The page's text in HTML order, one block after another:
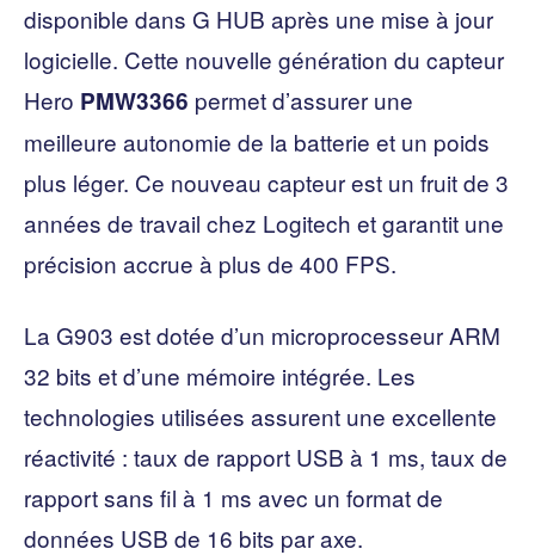
disponible dans G HUB après une mise à jour
logicielle. Cette nouvelle génération du capteur
Hero PMW3366 permet d’assurer une
meilleure autonomie de la batterie et un poids
plus léger. Ce nouveau capteur est un fruit de 3
années de travail chez Logitech et garantit une
précision accrue à plus de 400 FPS.
La G903 est dotée d’un microprocesseur ARM
32 bits et d’une mémoire intégrée. Les
technologies utilisées assurent une excellente
réactivité : taux de rapport USB à 1 ms, taux de
rapport sans fil à 1 ms avec un format de
données USB de 16 bits par axe.